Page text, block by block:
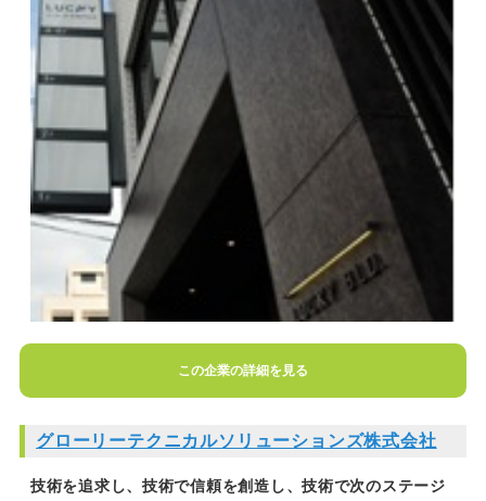
この企業の詳細を見る
グローリーテクニカルソリューションズ株式会社
技術を追求し、技術で信頼を創造し、技術で次のステージ